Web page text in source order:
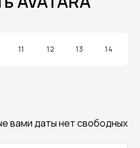
11 12 13 14
вами даты нет свободных